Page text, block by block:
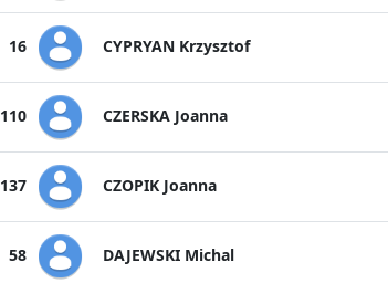
16 CYPRYAN Krzysztof
110 CZERSKA Joanna
137 CZOPIK Joanna
58 DAJEWSKI Michal